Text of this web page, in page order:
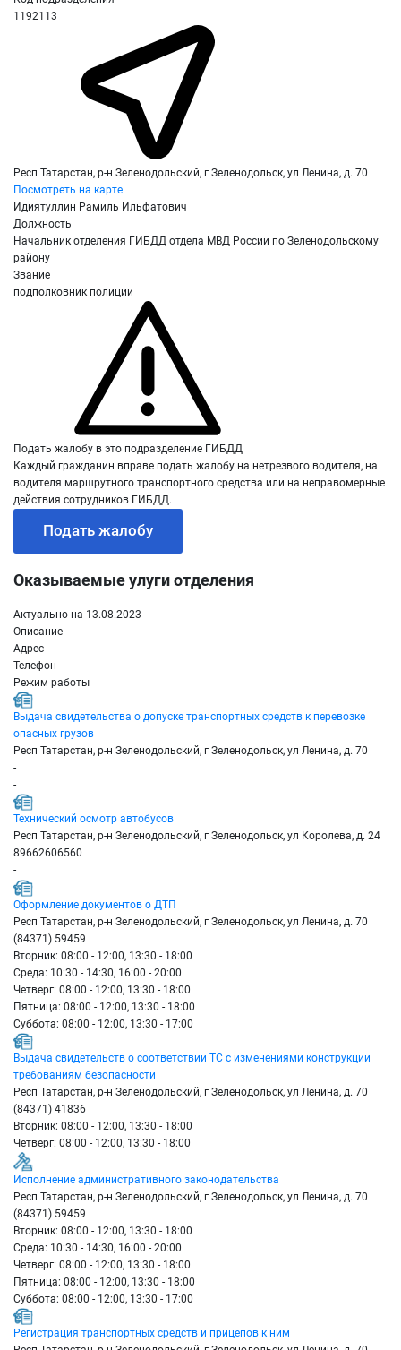
1192113
Респ Татарстан, р-н Зеленодольский, г Зеленодольск, ул Ленина, д. 70
Посмотреть на карте
Идиятуллин Рамиль Ильфатович
Должность
Начальник отделения ГИБДД отдела МВД России по Зеленодольскому
району
Звание
подполковник полиции
Подать жалобу в это подразделение ГИБДД
Каждый гражданин вправе подать жалобу на нетрезвого водителя, на
водителя маршрутного транспортного средства или на неправомерные
действия сотрудников ГИБДД.
Подать жалобу
Оказываемые улуги отделения
Актуально на 13.08.2023
Описание
Адрес
Телефон
Режим работы
Выдача свидетельства о допуске транспортных средств к перевозке
опасных грузов
Респ Татарстан, р-н Зеленодольский, г Зеленодольск, ул Ленина, д. 70
-
-
Технический осмотр автобусов
Респ Татарстан, р-н Зеленодольский, г Зеленодольск, ул Королева, д. 24
89662606560
-
Оформление документов о ДТП
Респ Татарстан, р-н Зеленодольский, г Зеленодольск, ул Ленина, д. 70
(84371) 59459
Вторник: 08:00 - 12:00, 13:30 - 18:00
Среда: 10:30 - 14:30, 16:00 - 20:00
Четверг: 08:00 - 12:00, 13:30 - 18:00
Пятница: 08:00 - 12:00, 13:30 - 18:00
Суббота: 08:00 - 12:00, 13:30 - 17:00
Выдача свидетельств о соответствии ТС с изменениями конструкции
требованиям безопасности
Респ Татарстан, р-н Зеленодольский, г Зеленодольск, ул Ленина, д. 70
(84371) 41836
Вторник: 08:00 - 12:00, 13:30 - 18:00
Четверг: 08:00 - 12:00, 13:30 - 18:00
Исполнение административного законодательства
Респ Татарстан, р-н Зеленодольский, г Зеленодольск, ул Ленина, д. 70
(84371) 59459
Вторник: 08:00 - 12:00, 13:30 - 18:00
Среда: 10:30 - 14:30, 16:00 - 20:00
Четверг: 08:00 - 12:00, 13:30 - 18:00
Пятница: 08:00 - 12:00, 13:30 - 18:00
Суббота: 08:00 - 12:00, 13:30 - 17:00
Регистрация транспортных средств и прицепов к ним